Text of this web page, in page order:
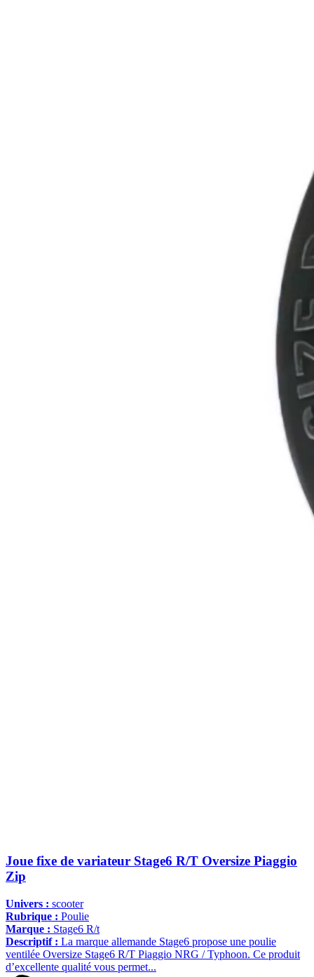
Joue fixe de variateur Stage6 R/T Oversize Piaggio
Zip
Univers : scooter
Rubrique : Poulie
Marque : Stage6 R/t
Descriptif : La marque allemande Stage6 propose une poulie
ventilée Oversize Stage6 R/T Piaggio NRG / Typhoon. Ce produit
d’excellente qualité vous permet...